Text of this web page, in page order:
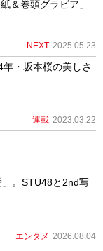
＆巻頭グラビア」
NEXT 2025.05.23
年・坂本桜の美しさ
連載 2023.03.22
。STU48と2nd写
エンタメ 2026.08.04